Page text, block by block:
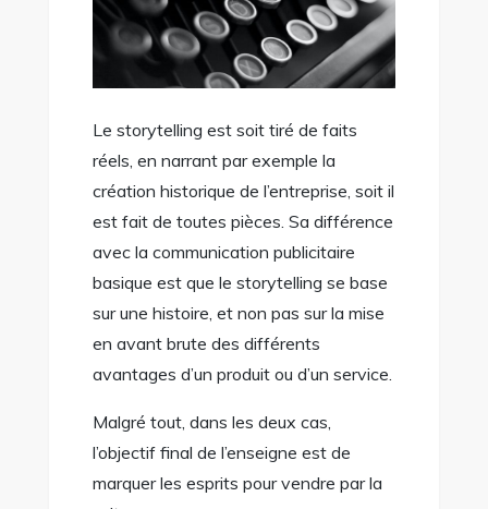
Le storytelling est soit tiré de faits
réels, en narrant par exemple la
création historique de l’entreprise, soit il
est fait de toutes pièces. Sa différence
avec la communication publicitaire
basique est que le storytelling se base
sur une histoire, et non pas sur la mise
en avant brute des différents
avantages d’un produit ou d’un service.
Malgré tout, dans les deux cas,
l’objectif final de l’enseigne est de
marquer les esprits pour vendre par la